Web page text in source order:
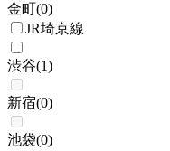
金町(0)
JR埼京線
渋谷(1)
新宿(0)
池袋(0)